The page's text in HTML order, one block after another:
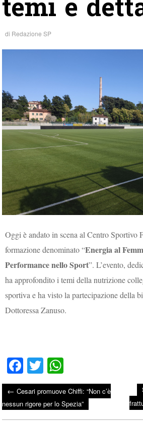
di Redazione SP
Oggi è andato in scena al Centro Sportivo
formazione denominato “Energia al
Performance nello Sport”. L’evento,
ha approfondito i temi della nutrizione
sportiva e ha visto la partecipazione della
Dottoressa Zanuso.
Fa
ce
bo
ok
T
wi
tte
r
ha
ts
A
Post navigation
← Cesari promuove Chiffi: “Non c’è
nessun rigore per lo Spezia”